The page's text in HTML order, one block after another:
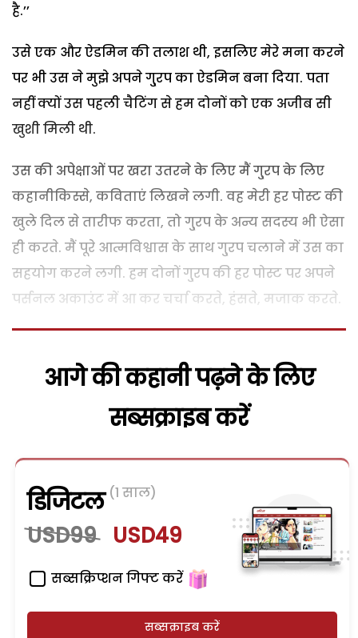
है.’’
उसे एक और ऐडमिन की तलाश थी, इसलिए मेरे मना करने
पर भी उस ने मुझे अपने गु्रप का ऐडमिन बना दिया. पता
नहीं क्यों उस पहली चैटिंग से हम दोनों को एक अजीब सी
खुशी मिली थी.
उस की अपेक्षाओं पर खरा उतरने के लिए मैं गु्रप के लिए
कहानीकिस्से, कविताएं लिखने लगी. वह मेरी हर पोस्ट की
खुले दिल से तारीफ करता, तो गु्रप के अन्य सदस्य भी ऐसा
ही करते. मैं पूरे आत्मविश्वास के साथ गु्रप चलाने में उस का
सहयोग करने लगी. हम दोनों गु्रप की हर पोस्ट पर अपने
पर्सनल अकाउंट में आ कर चर्चा करते, हंसते, मजाक करते.
आगे की कहानी पढ़ने के लिए
सब्सक्राइब करें
डिजिटल (1 साल)
USD99 USD49
सब्सक्रिप्शन गिफ्ट करें
सब्सक्राइब करें